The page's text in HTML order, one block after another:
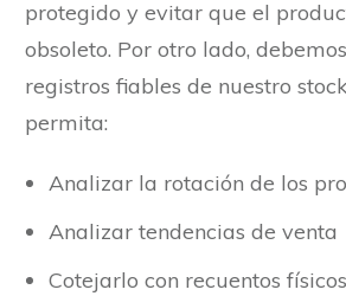
protegido y evitar que el
obsoleto. Por otro lado,
registros fiables de nuestro
permita:
Analizar la rotación de los
Analizar tendencias de venta
Cotejarlo con recuentos